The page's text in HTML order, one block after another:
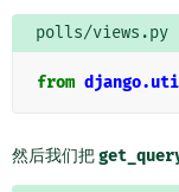
polls/views.py
from
然后我们把